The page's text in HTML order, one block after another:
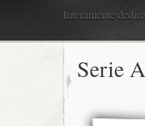
Interamente
Serie